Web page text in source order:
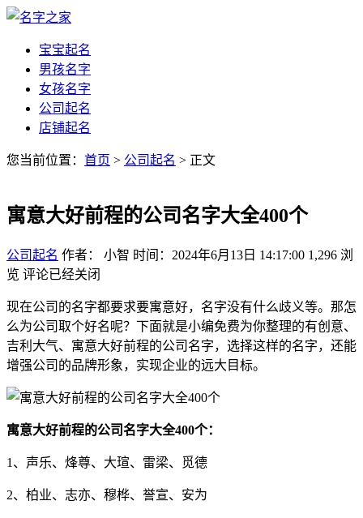
宝宝起名
男孩名字
女孩名字
公司起名
店铺起名
您当前位置： 首页 > 公司起名 > 正文
寓意大好前程的公司名字大全400个
公司起名 作者： 小智 时间：2024年6月13日 14:17:00 1,296 浏
览 评论已经关闭
现在公司的名字都要求要寓意好，名字没有什么歧义等。那怎
么为公司取个好名呢？下面就是小编免费为你整理的有创意、
吉利大气、寓意大好前程的公司名字，选择这样的名字，还能
增强公司的品牌形象，实现企业的远大目标。
寓意大好前程的公司名字大全400个：
1、声乐、烽尊、大瑄、雷梁、觅德
2、柏业、志亦、穆桦、誉宣、安为